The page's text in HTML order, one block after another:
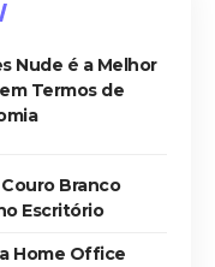
Nude é a Melhor
Termos de
Branco
Escritório
Home Office